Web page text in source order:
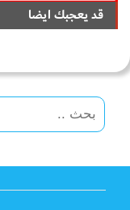
قد يعجبك ايضا